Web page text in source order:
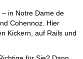
in Notre Dame de
Cohennoz. Hier
Kickern, auf Rails und